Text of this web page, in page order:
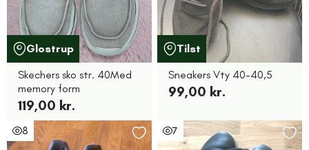
Glostrup
Skechers sko str. 40Med
memory form
119,00 kr.
Tilst
Sneakers Vty 40-40,5
99,00 kr.
8 7